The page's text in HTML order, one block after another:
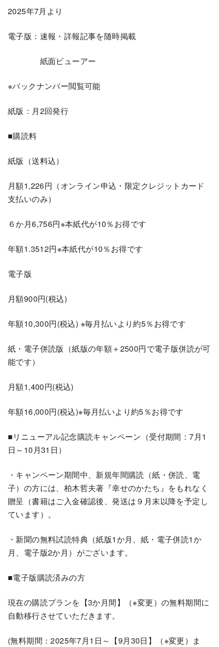
2025年7月より
電子版：速報・詳報記事を随時掲載
紙面ビューアー
※バックナンバー閲覧可能
紙版：月2回発行
■購読料
紙版（送料込）
月額1,226円（オンライン申込・限定クレジットカード
支払いのみ）
６か月6,756円※本紙代が10％お得です
年額1.3512円※本紙代が10％お得です
電子版
月額900円(税込)
年額10,300円(税込) ※毎月払いより約5％お得です
紙・電子併読版（紙版の年額＋2500円で電子版併読が可
能です）
月額1,400円(税込)
年額16,000円(税込)※毎月払いより約5％お得です
■リニューアル記念購読キャンペーン（受付期間：7月1
日～10月31日）
・キャンペーン期間中、新規年間購読（紙・併読、電
子）の方には、柏木哲夫著『幸せのかたち』をもれなく
贈呈（書籍はご入金確認後、発送は９月末以降を予定し
ています）。
・新聞の無料試読特典（紙版1か月、紙・電子併読1か
月、電子版2か月）がございます。
■電子版購読済みの方
現在の購読プランを【3か月間】（※変更）の無料期間に
自動移行させていただきます。
(無料期間：2025年7月1日～【9月30日】（※変更）ま